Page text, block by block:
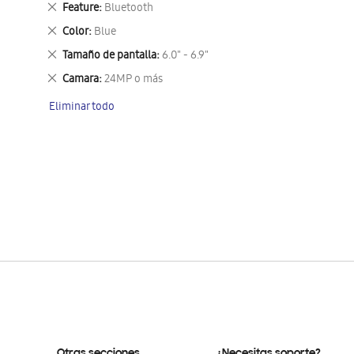
Feature Bluetooth
Eliminar
este
artículo
Color Blue
Eliminar
este
artículo
Tamaño de pantalla 6.0" - 6.9"
Eliminar
este
artículo
Camara 24MP o más
Eliminar
artículo
Eliminar todo